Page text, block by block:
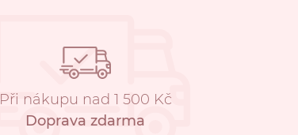
Při nákupu nad 1 500 Kč
Doprava zdarma